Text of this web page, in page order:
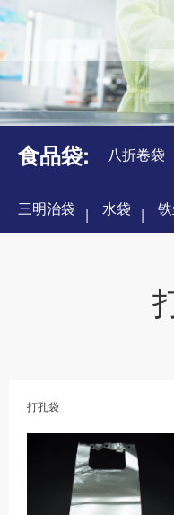
食品袋: 八折卷袋
三明治袋 水袋
打孔袋